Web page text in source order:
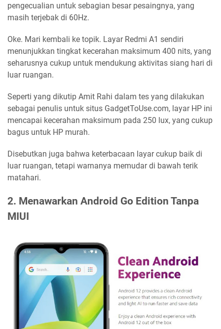
pengecualian untuk sebagian besar pesaingnya, yang
masih terjebak di 60Hz.
Oke. Mari kembali ke topik. Layar Redmi A1 sendiri
menunjukkan tingkat kecerahan maksimum 400 nits, yang
seharusnya cukup untuk mendukung aktivitas siang hari di
luar ruangan.
Seperti yang dikutip Amit Rahi dalam tes yang dilakukan
sebagai penulis untuk situs GadgetToUse.com, layar HP ini
mencapai kecerahan maksimum pada 250 lux, yang cukup
bagus untuk HP murah.
Disebutkan juga bahwa keterbacaan layar cukup baik di
luar ruangan, tetapi warnanya memudar di bawah terik
matahari.
2. Menawarkan Android Go Edition Tanpa
MIUI